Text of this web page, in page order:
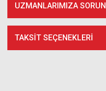
UZMANLARIMIZA SORUN
TAKSIT SEÇENEKLERI